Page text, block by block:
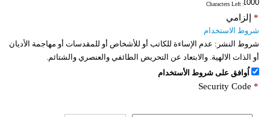
: Characters Left
إلزامي *
شروط الاستخدام
شروط النشر: عدم الإساءة للكاتب أو للأشخاص أو للمقدسات أو مهاجمة الأديان
أو الذات الالهية. والابتعاد عن التحريض الطائفي والعنصري والشتائم.
اُوافق على شروط الأستخدام
Security Code *